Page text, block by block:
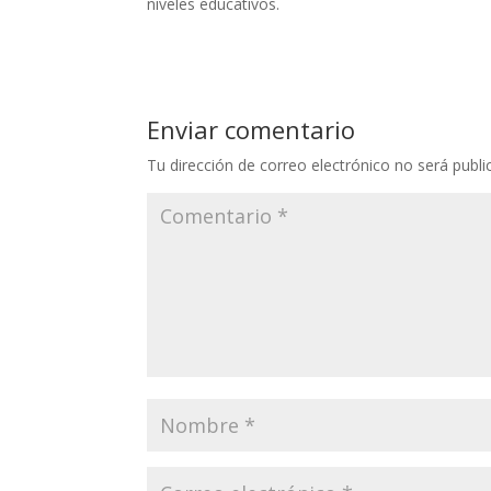
Enviar comentario
Tu dirección de correo electrónico no será